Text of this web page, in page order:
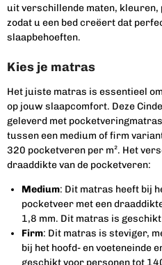
uit verschillende maten, kleuren,
zodat u een bed creëert dat
slaapbehoeften.
Kies je matras
Het juiste matras is essentieel
op jouw slaapcomfort. Deze
geleverd met
tussen een medium of firm
320 pocketveren per m². Het
draaddikte van de pocketveren:
Medium: Dit matras heeft bij
pocketveer met een
1,8 mm. Dit matras is
Firm: Dit matras is steviger,
bij het hoofd- en voeteneinde
geschikt voor personen tot